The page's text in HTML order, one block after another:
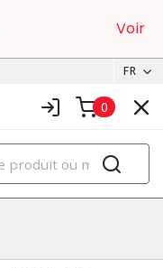
Voir
FR
0